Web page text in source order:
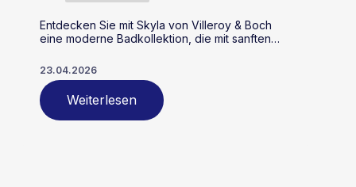
Entdecken Sie mit Skyla von Villeroy & Boch
eine moderne Badkollektion, die mit sanften
Formensprache überzeugt. Flexible Farb- und
Größenoptionen, innovative Armaturen und
nachhaltige WC-Technologie machen Skyla zur
idealen Wahl für Ihr individuelles Traumbad.
23.04.2026
Weiterlesen